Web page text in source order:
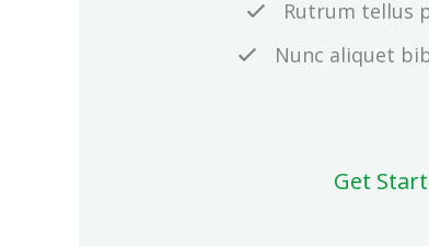
Rutrum tellus
Nunc aliquet
Get